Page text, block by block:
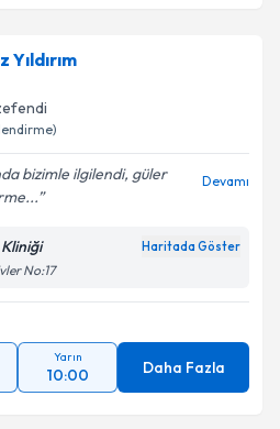
takvimi talebi oluşturun.
almanız için bir takvim
ile bilgilendireceğiz.
işlenmesine ilişkin
Aydınlatma
ve kişisel verilerimin belirtilen
kabul ediyorum.
Talebini Gönder
Yıldırım
bizimle ilgilendi, güler
Devamı
Kliniği Haritada Göster
No:17
Yarın
10:00 Daha Fazla